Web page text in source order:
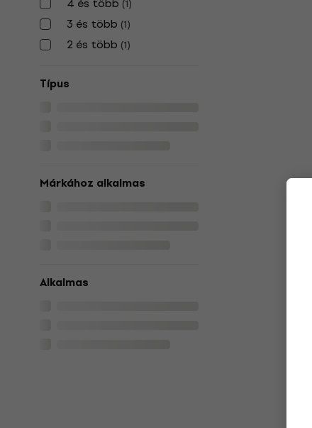
(1)
3 és több (1)
2 és több (1)
Típus
Márkához alkalmas
Alkalmas